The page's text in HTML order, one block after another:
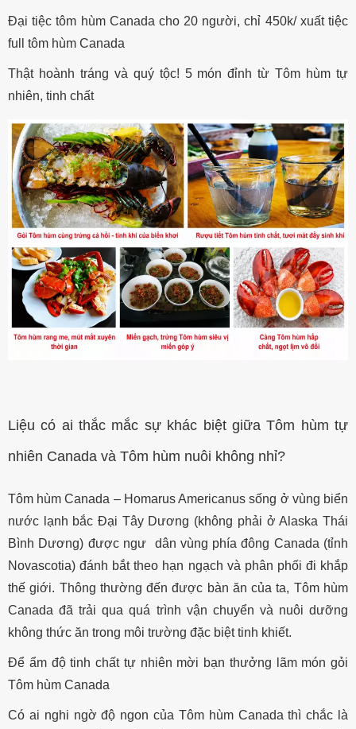
Đại tiệc tôm hùm Canada cho 20 người, chỉ 450k/ xuất tiệc
full tôm hùm Canada
Thật hoành tráng và quý tộc! 5 món đỉnh từ Tôm hùm tự
nhiên, tinh chất
Liệu có ai thắc mắc sự khác biệt giữa Tôm hùm tự
nhiên Canada và Tôm hùm nuôi không nhỉ?
Tôm hùm Canada – Homarus Americanus sống ở vùng biển
nước lạnh bắc Đại Tây Dương (không phải ở Alaska Thái
Bình Dương) được ngư dân vùng phía đông Canada (tỉnh
Novascotia) đánh bắt theo hạn ngạch và phân phối đi khắp
thế giới. Thông thường đến được bàn ăn của ta, Tôm hùm
Canada đã trải qua quá trình vận chuyển và nuôi dưỡng
không thức ăn trong môi trường đặc biệt tinh khiết.
Để ẩm độ tinh chất tự nhiên mời bạn thưởng lãm món gỏi
Tôm hùm Canada
Có ai nghi ngờ độ ngon của Tôm hùm Canada thì chắc là